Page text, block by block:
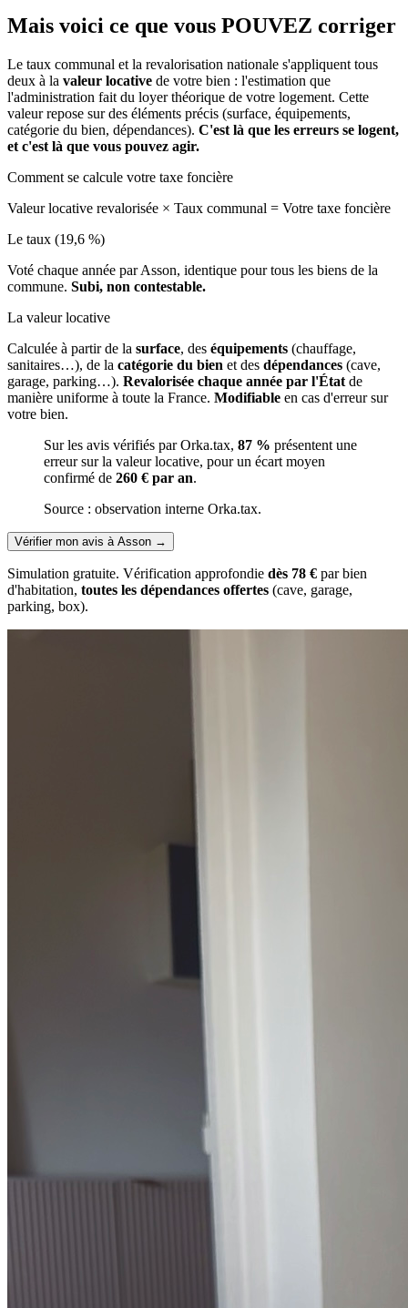
Mais voici ce que vous POUVEZ corriger
Le taux communal et la revalorisation nationale s'appliquent tous
deux à la valeur locative de votre bien : l'estimation que
l'administration fait du loyer théorique de votre logement. Cette
valeur repose sur des éléments précis (surface, équipements,
catégorie du bien, dépendances). C'est là que les erreurs se logent,
et c'est là que vous pouvez agir.
Comment se calcule votre taxe foncière
Valeur locative revalorisée × Taux communal = Votre taxe foncière
Le taux (19,6 %)
Voté chaque année par Asson, identique pour tous les biens de la
commune. Subi, non contestable.
La valeur locative
Calculée à partir de la surface, des équipements (chauffage,
sanitaires…), de la catégorie du bien et des dépendances (cave,
garage, parking…). Revalorisée chaque année par l'État de
manière uniforme à toute la France. Modifiable en cas d'erreur sur
votre bien.
Sur les avis vérifiés par Orka.tax, 87 % présentent une
erreur sur la valeur locative, pour un écart moyen
confirmé de 260 € par an.
Source : observation interne Orka.tax.
Vérifier mon avis à Asson →
Simulation gratuite. Vérification approfondie dès 78 € par bien
d'habitation, toutes les dépendances offertes (cave, garage,
parking, box).